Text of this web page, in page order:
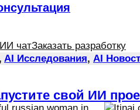
чатЗаказать разработку
, AI Исследования, AI
свой ИИ